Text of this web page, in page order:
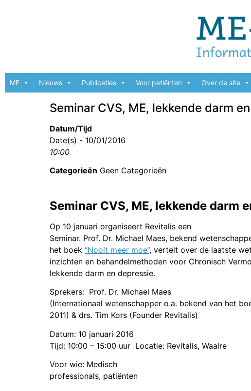
ME Nieuws Publicaties Voor patiënten Over de site
Seminar CVS, ME, lekkende darm
Datum/Tijd
Date(s) - 10/01/2016
10:00
Categorieën Geen Categorieën
Seminar CVS, ME, lekkende darm
Op 10 januari organiseert Revitalis een
Seminar. Prof. Dr. Michael Maes, bekend
het boek “Nooit meer moe”, vertelt over de laatste
inzichten en behandelmethoden voor Chronisch
lekkende darm en depressie.
Sprekers: Prof. Dr. Michael Maes
(Internationaal wetenschapper o.a. bekend van het
2011) & drs. Tim Kors (Founder Revitalis)
Datum: 10 januari 2016
Tijd: 10:00 – 15:00 uur Locatie: Revitalis, Waalre
Voor wie: Medisch
professionals, patiënten